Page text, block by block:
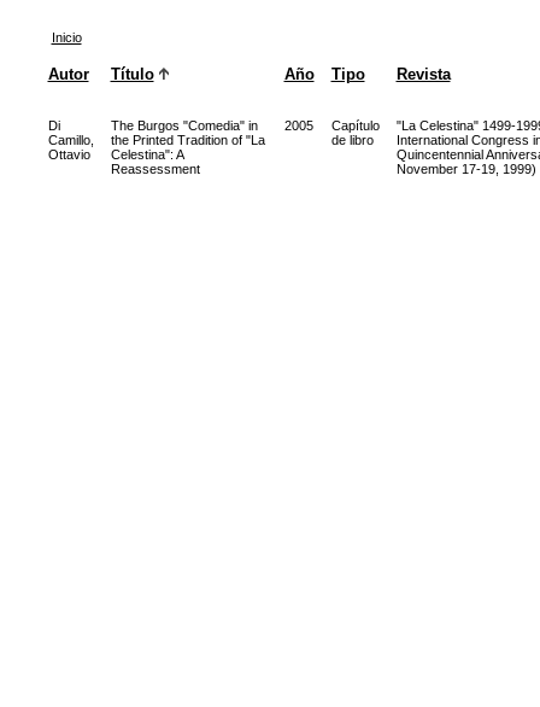
Inicio
Autor Título Año Tipo Revista
Di
Camillo,
Ottavio
The Burgos "Comedia" in
the Printed Tradition of "La
Celestina": A
Reassessment
2005
Capítulo
de libro
"La Celestina" 1499-
International Congress
Quincentennial
November 17-19, 1999)